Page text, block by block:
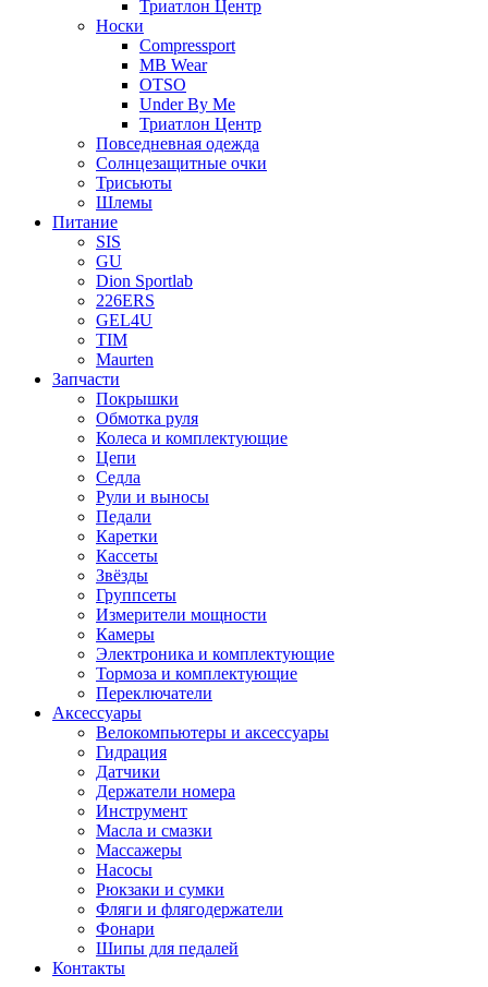
Триатлон Центр
Носки
Compressport
MB Wear
OTSO
Under By Me
Триатлон Центр
Повседневная одежда
Солнцезащитные очки
Трисьюты
Шлемы
Питание
SIS
GU
Dion Sportlab
226ERS
GEL4U
TIM
Maurten
Запчасти
Покрышки
Обмотка руля
Колеса и комплектующие
Цепи
Седла
Рули и выносы
Педали
Каретки
Кассеты
Звёзды
Группсеты
Измерители мощности
Камеры
Электроника и комплектующие
Тормоза и комплектующие
Переключатели
Аксессуары
Велокомпьютеры и аксессуары
Гидрация
Датчики
Держатели номера
Инструмент
Масла и смазки
Массажеры
Насосы
Рюкзаки и сумки
Фляги и флягодержатели
Фонари
Шипы для педалей
Контакты